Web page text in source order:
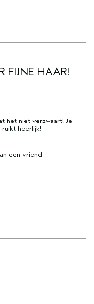
FIJNE HAAR!
het niet verzwaart! Je
ruikt heerlijk!
een vriend